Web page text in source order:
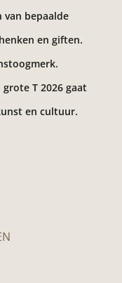
van bepaalde
en giften.
T 2026 gaat
en cultuur.